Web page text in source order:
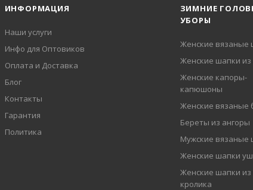
ИНФОРМАЦИЯ
Наши услуги
Инфо для Оптовиков
Оплата и Доставка
Блог
Контакты
Гарантия
Политика
ЗИМНИЕ
УБОРЫ
Женские вязаные
Женские шапки из
Женские капоры-
капюшоны
Женские вязаные
Береты из ангоры
Мужские вязаные
Женские шапки
Женские шапки из
кролика